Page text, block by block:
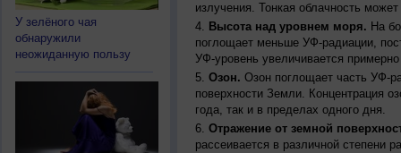
У зелёного чая
обнаружили
неожиданную пользу
излучения. Тонкая облачность
Высота над уровнем моря. На
поглощает меньше УФ-радиации,
УФ-уровень увеличивается
Озон. Озон поглощает часть УФ-
поверхности Земли. Концентрация
года, так и в пределах одного дня.
Отражение от земной
рассеивается в различной степени